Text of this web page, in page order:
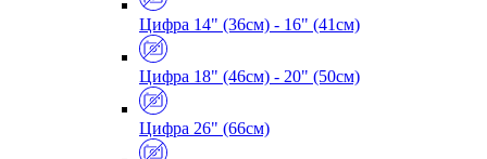
Цифра 14" (36см) - 16" (41см)
Цифра 18" (46см) - 20" (50см)
Цифра 26" (66см)